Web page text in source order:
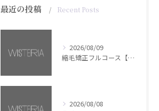
最近の投稿 Recent Posts
2026/08/09
縮毛矯正フルコース【銀座・美容室WISTERIA】
2026/08/08